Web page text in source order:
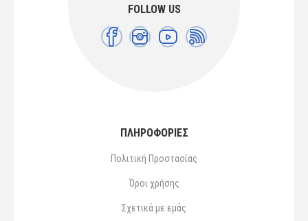
FOLLOW US
ΠΛΗΡΟΦΟΡΙΕΣ
Πολιτική Προστασίας
Όροι χρήσης
Σχετικά με εμάς